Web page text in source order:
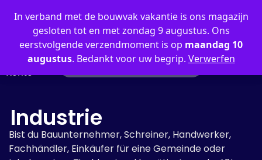
In verband met de bouwvak vakantie is ons magazijn
gesloten tot en met zondag 9 augustus. Ons
eerstvolgende verzendmoment is op maandag 10
augustus. Bedankt voor uw begrip. Verwerfen
Mein
Konto
Industrie
Bist du Bauunternehmer, Schreiner, Handwerker,
Fachhändler, Einkäufer für eine Gemeinde oder